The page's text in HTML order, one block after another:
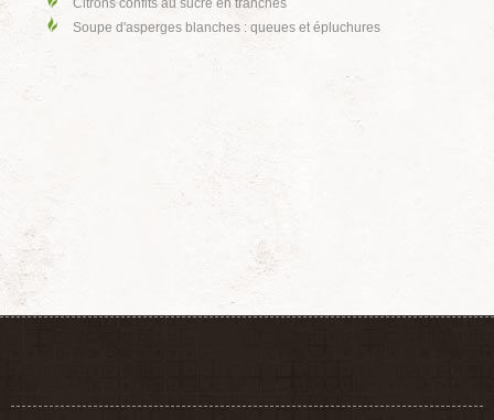
Citrons confits au sucre en tranches
Soupe d'asperges blanches : queues et épluchures